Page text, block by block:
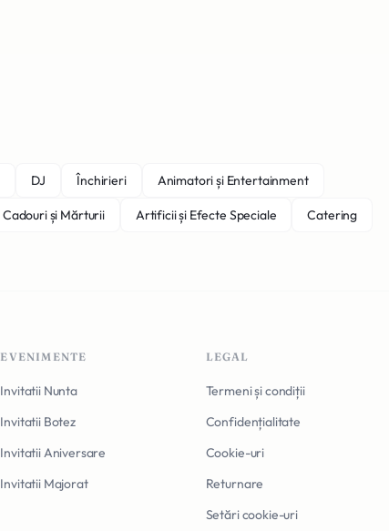
DJ Închirieri Animatori și Entertainment
Cadouri și Mărturii Artificii și Efecte Speciale Catering
EVENIMENTE
Invitatii Nunta
Invitatii Botez
Invitatii Aniversare
Invitatii Majorat
LEGAL
Termeni și condiții
Confidențialitate
Cookie-uri
Returnare
Setări cookie-uri